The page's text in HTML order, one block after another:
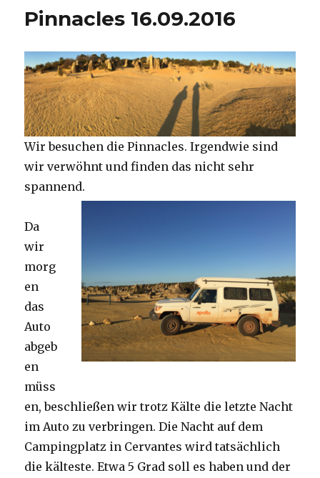
Pinnacles 16.09.2016
Wir besuchen die Pinnacles. Irgendwie sind
wir verwöhnt und finden das nicht sehr
spannend.
Da
wir
morg
en
das
Auto
abgeb
en
müss
en, beschließen wir trotz Kälte die letzte Nacht
im Auto zu verbringen. Die Nacht auf dem
Campingplatz in Cervantes wird tatsächlich
die kälteste. Etwa 5 Grad soll es haben und der